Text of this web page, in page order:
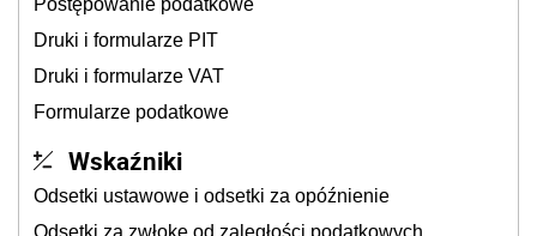
Postępowanie podatkowe
Druki i formularze PIT
Druki i formularze VAT
Formularze podatkowe
Wskaźniki
Odsetki ustawowe i odsetki za opóźnienie